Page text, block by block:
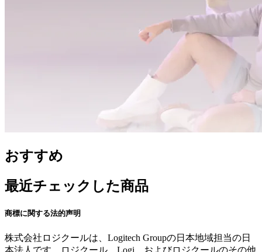
おすすめ
最近チェックした商品
商標に関する法的声明
株式会社ロジクールは、Logitech Groupの日本地域担当の日
本法人です。ロジクール、Logi、およびロジクールのその他